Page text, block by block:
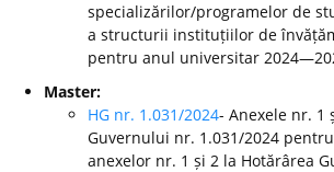
specializărilor/programelor de
a structurii instituțiilor de
pentru anul universitar
Master:
HG nr. 1.031/2024- Anexele nr. 1
Guvernului nr. 1.031/2024
anexelor nr. 1 și 2 la Hotărârea